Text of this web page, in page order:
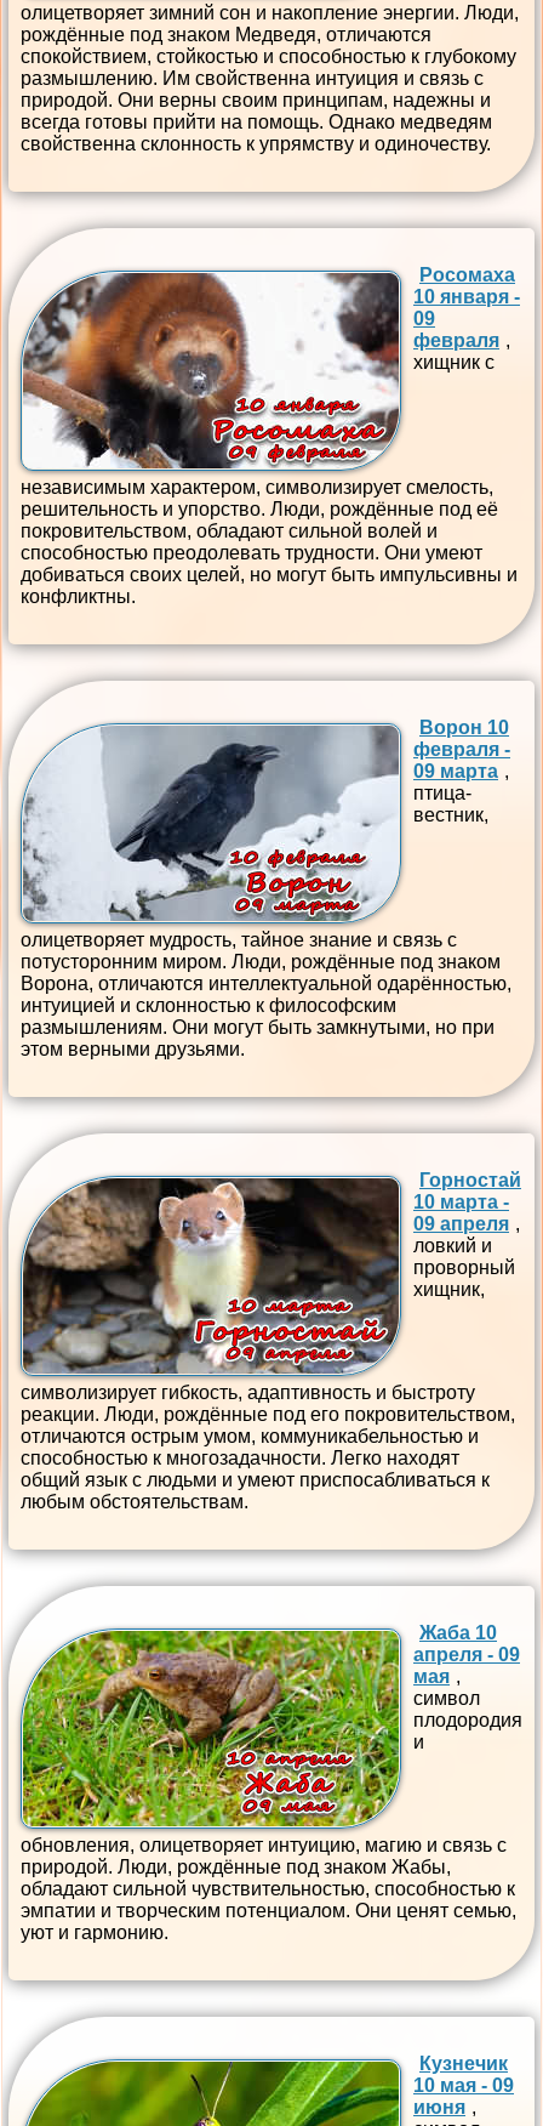
олицетворяет зимний сон и накопление энергии. Люди,
рождённые под знаком Медведя, отличаются
спокойствием, стойкостью и способностью к глубокому
размышлению. Им свойственна интуиция и связь с
природой. Они верны своим принципам, надежны и
всегда готовы прийти на помощь. Однако медведям
свойственна склонность к упрямству и одиночеству.
Росомаха
10 января -
09
февраля ,
хищник с
независимым характером, символизирует смелость,
решительность и упорство. Люди, рождённые под её
покровительством, обладают сильной волей и
способностью преодолевать трудности. Они умеют
добиваться своих целей, но могут быть импульсивны и
конфликтны.
Ворон 10
февраля -
09 марта ,
птица-
вестник,
олицетворяет мудрость, тайное знание и связь с
потусторонним миром. Люди, рождённые под знаком
Ворона, отличаются интеллектуальной одарённостью,
интуицией и склонностью к философским
размышлениям. Они могут быть замкнутыми, но при
этом верными друзьями.
Горностай
10 марта -
09 апреля ,
ловкий и
проворный
хищник,
символизирует гибкость, адаптивность и быстроту
реакции. Люди, рождённые под его покровительством,
отличаются острым умом, коммуникабельностью и
способностью к многозадачности. Легко находят
общий язык с людьми и умеют приспосабливаться к
любым обстоятельствам.
Жаба 10
апреля - 09
мая ,
символ
плодородия
и
обновления, олицетворяет интуицию, магию и связь с
природой. Люди, рождённые под знаком Жабы,
обладают сильной чувствительностью, способностью к
эмпатии и творческим потенциалом. Они ценят семью,
уют и гармонию.
Кузнечик
10 мая - 09
июня ,